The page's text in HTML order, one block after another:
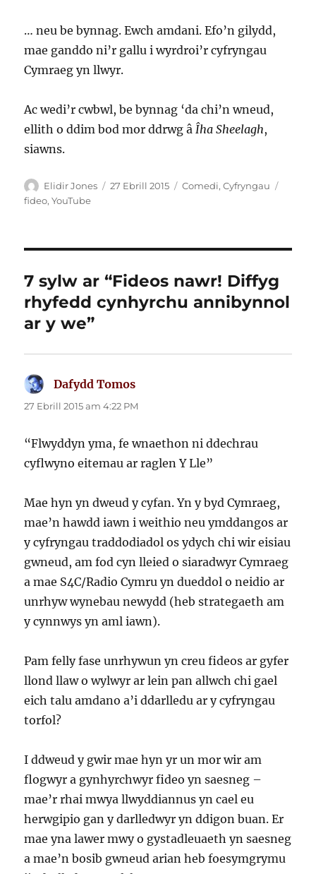
… neu be bynnag. Ewch amdani. Efo’n gilydd,
mae ganddo ni’r gallu i wyrdroi’r cyfryngau
Cymraeg yn llwyr.
Ac wedi’r cwbwl, be bynnag ‘da chi’n wneud,
ellith o ddim bod mor ddrwg âÎha Sheelagh,
siawns.
Awdur
Elidir Jones
Cofnodwyd
27 Ebrill 2015 Categorïau
Comedi,Cyfryngau
fideo,YouTube
7 sylw ar “Fideos nawr! Diffyg
rhyfedd cynhyrchu annibynnol
ar y we”
Dafydd Tomos
dweud:
27 Ebrill 2015 am 4:22 PM
“Flwyddyn yma, fe wnaethon ni ddechrau
cyflwyno eitemau ar raglen Y Lle”
Mae hyn yn dweud y cyfan. Yn y byd Cymraeg,
mae’n hawdd iawn i weithio neu ymddangos ar
y cyfryngau traddodiadol os ydych chi wir eisiau
gwneud, am fod cyn lleied o siaradwyr Cymraeg
a mae S4C/Radio Cymru yn dueddol o neidio ar
unrhyw wynebau newydd (heb strategaeth am
y cynnwys yn aml iawn).
Pam felly fase unrhywun yn creu fideos ar gyfer
llond llaw o wylwyr ar lein pan allwch chi gael
eich talu amdano a’i ddarlledu ar y cyfryngau
torfol?
I ddweud y gwir mae hyn yr un mor wir am
flogwyr a gynhyrchwyr fideo yn saesneg –
mae’r rhai mwya llwyddiannus yn cael eu
herwgipio gan y darlledwyr yn ddigon buan. Er
mae yna lawer mwy o gystadleuaeth yn saesneg
a mae’n bosib gwneud arian heb foesymgrymu